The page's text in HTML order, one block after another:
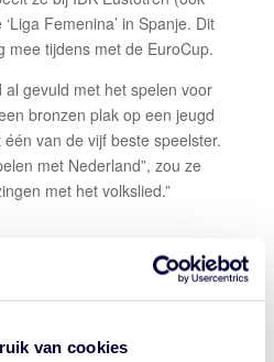
van cookies
Femenina’ in Spanje. Dit
mee tijdens met de EuroCup.
al gevuld met het spelen voor
bronzen plak op een jeugd
van de vijf beste speelster.
met Nederland”, zou ze
met het volkslied.”
al -tig internationale
over de grens is
bij de Miami Hurricanes.